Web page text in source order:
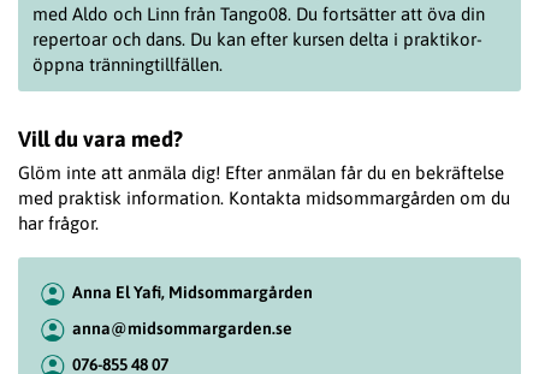
med Aldo och Linn från Tango08. Du fortsätter att öva din
repertoar och dans. Du kan efter kursen delta i praktikor-
öppna tränningtillfällen.
Vill du vara med?
Glöm inte att anmäla dig! Efter anmälan får du en bekräftelse
med praktisk information. Kontakta midsommargården om du
har frågor.
Anna El Yafi, Midsommargården
anna@midsommargarden.se
076-855 48 07